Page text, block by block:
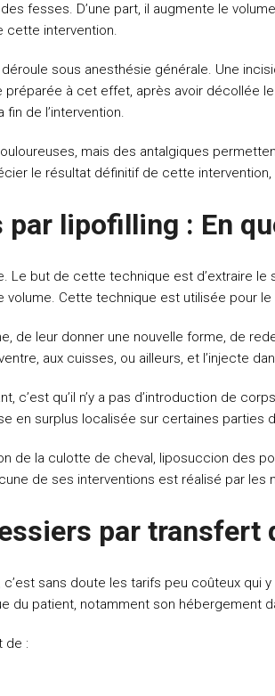
fesses. D’une part, il augmente le
cette intervention.
sous anesthésie générale. Une
préparée à cet effet, après avoir décollée
de l’intervention.
mais des antalgiques
le résultat définitif de cette
lipofilling : En
Le but de cette technique est d’extraire
Cette technique est utilisée pour
de leur donner une nouvelle forme, de
aux cuisses, ou ailleurs, et l’injecte
c’est qu’il n’y a pas d’introduction de
en surplus localisée sur certaines parties
de la culotte de cheval, liposuccion des
de ses interventions est réalisé par
par transfert
sans doute les tarifs peu coûteux
du patient, notamment son hébergement
de :